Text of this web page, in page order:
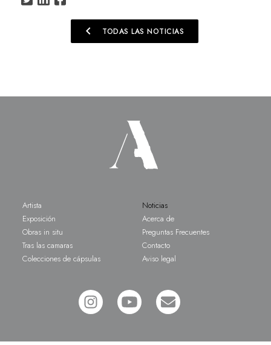
chevron_left TODAS LAS NOTICIAS
Artista
Exposición
Obras in situ
Tras las camaras
Colecciones de cápsulas
Noticias
Acerca de
Preguntas Frecuentes
Contacto
Aviso legal